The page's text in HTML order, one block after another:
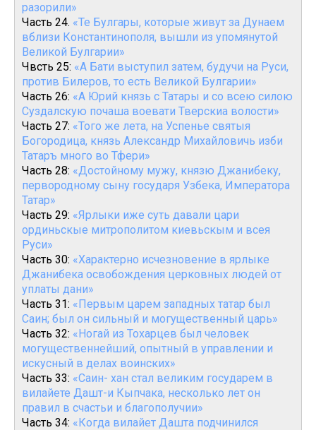
разорили»
Часть 24. «Те Булгары, которые живут за Дунаем
вблизи Константинополя, вышли из упомянутой
Великой Булгарии»
Чвсть 25: «А Бати выступил затем, будучи на Руси,
против Билеров, то есть Великой Булгарии»
Часть 26: «А Юрий князь с Татары и со всею силою
Суздалскую почаша воевати Тверскиа волости»
Часть 27: «Того же лета, на Успенье святыя
Богородица, князь Александр Михайловичь изби
Татаръ много во Тфери»
Часть 28: «Достойному мужу, князю Джанибеку,
первородному сыну государя Узбека, Императора
Татар»
Часть 29: «Ярлыки иже суть давали цари
ординьскые митрополитом киевьскым и всея
Руси»
Часть 30: «Характерно исчезновение в ярлыке
Джанибека освобождения церковных людей от
уплаты дани»
Часть 31: «Первым царем западных татар был
Саин; был он сильный и могущественный царь»
Часть 32: «Ногай из Тохарцев был человек
могущественнейший, опытный в управлении и
искусный в делах воинских»
Часть 33: «Саин- хан стал великим государем в
вилайете Дашт-и Кыпчака, несколько лет он
правил в счастьи и благополучии»
Часть 34: «Когда вилайет Дашта подчинился